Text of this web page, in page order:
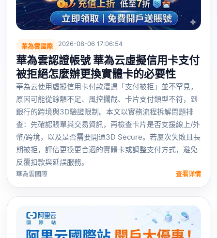
華為雲國際 2026-08-06 17:06:54
華為雲認證帳號 華為云虛擬信用卡支付
被拒絕怎麼辦更換實體卡的必要性
華為云使用虛擬信用卡付款遭遇「支付被拒」並不罕見，
原因可能從餘額不足、風控攔截、卡片支付類型不符，到
銀行的跨境與3D驗證限制。本文以實務流程拆解問題排
查：先確認賬單與交易資訊，再檢查卡片是否支援線上/外
幣/跨境，以及是否需要開通3D Secure。若屢次失敗且長
期被拒，評估更換更合適的實體卡或調整支付方式，避免
反覆扣款與延誤服務。
華為雲國際 查看详情